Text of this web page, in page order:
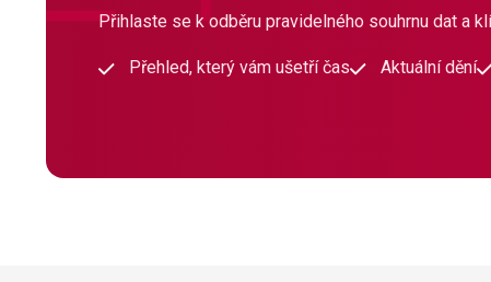
Přihlaste se k odběru pravidelného souhrnu dat a
Přehled, který vám ušetří čas Aktuální dění